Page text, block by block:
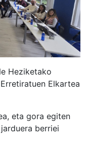
Heziketako
Elkartea
eta gora egiten
berriei